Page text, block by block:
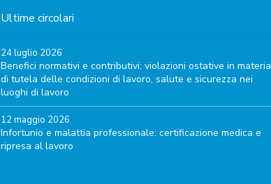
Ultime circolari
24 luglio 2026
Benefici normativi e contributivi: violazioni ostative in materia
di tutela delle condizioni di lavoro, salute e sicurezza nei
luoghi di lavoro
12 maggio 2026
Infortunio e malattia professionale: certificazione medica e
ripresa al lavoro